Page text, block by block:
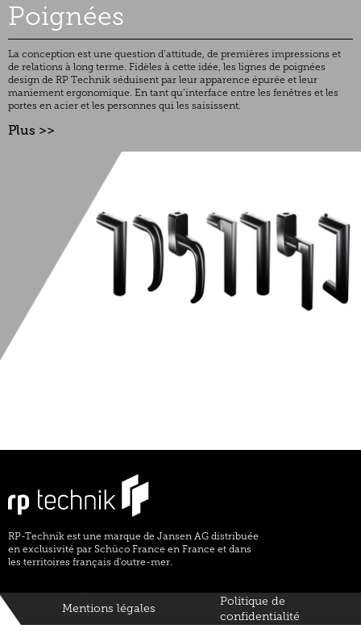
Poignées
La conception est une question d’attitude, de premières impressions et
de relations à long terme. Fidèles à cette idée, les lignes de poignées
design de RP Technik séduisent par leur apparence épurée et leur
maniement ergonomique. En tant qu’interface entre les fenêtres et les
portes en acier et les personnes qui les saisissent.
Plus >>
RP-Technik est une marque de Jansen AG distribuée
en exclusivité par Schüco France en France et dans
les territoires français d'outre-mer.
Mentions légales
Politique de
confidentialité